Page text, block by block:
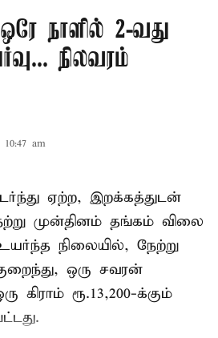
நாளில் 2-வது
நிலவரம்
am
ஏற்ற, இறக்கத்துடன்
முன்தினம் தங்கம் விலை
நிலையில், நேற்று
ஒரு சவரன்
கிராம் ரூ.13,200-க்கும்